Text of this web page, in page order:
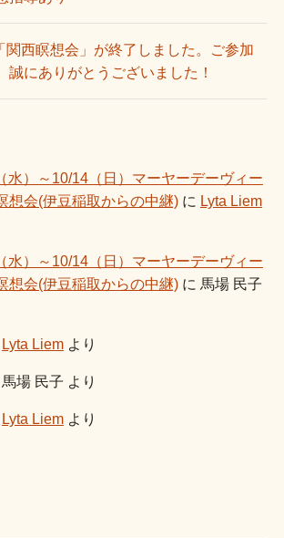
関西瞑想会」が終了しました。ご参加
誠にありがとうございました！
水）～10/14（日）マーヤーデーヴィー
想会(伊豆稲取からの中継)に Lyta Liem
水）～10/14（日）マーヤーデーヴィー
想会(伊豆稲取からの中継)に 馬場 民子
Lyta Liemより
馬場 民子 より
Lyta Liemより